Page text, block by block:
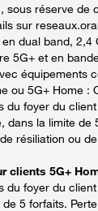
sous réserve de
sur
dual band, 2,4
5G+ et en
équipements
ou 5G+ Home :
du foyer du
dans la limite de
résiliation ou
clients 5G+
du foyer du
5 forfaits.